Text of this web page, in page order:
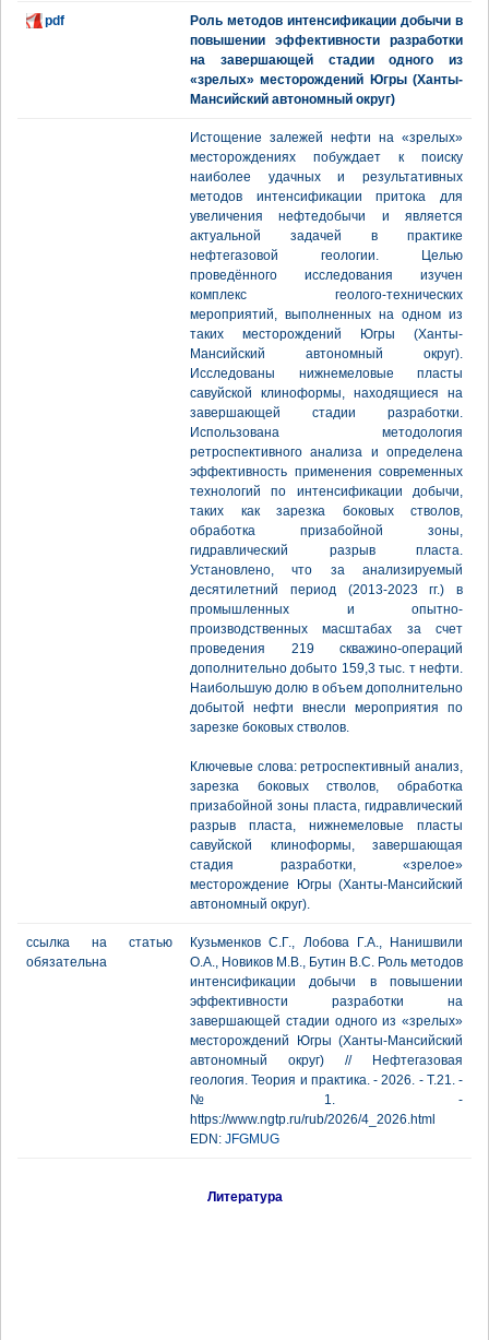
pdf
Роль методов интенсификации добычи в
повышении эффективности разработки
на завершающей стадии одного из
«зрелых» месторождений Югры (Ханты-
Мансийский автономный округ)
Истощение залежей нефти на «зрелых»
месторождениях побуждает к поиску
наиболее удачных и результативных
методов интенсификации притока для
увеличения нефтедобычи и является
актуальной задачей в практике
нефтегазовой геологии. Целью
проведённого исследования изучен
комплекс геолого-технических
мероприятий, выполненных на одном из
таких месторождений Югры (Ханты-
Мансийский автономный округ).
Исследованы нижнемеловые пласты
савуйской клиноформы, находящиеся на
завершающей стадии разработки.
Использована методология
ретроспективного анализа и определена
эффективность применения современных
технологий по интенсификации добычи,
таких как зарезка боковых стволов,
обработка призабойной зоны,
гидравлический разрыв пласта.
Установлено, что за анализируемый
десятилетний период (2013-2023 гг.) в
промышленных и опытно-
производственных масштабах за счет
проведения 219 скважино-операций
дополнительно добыто 159,3 тыс. т нефти.
Наибольшую долю в объем дополнительно
добытой нефти внесли мероприятия по
зарезке боковых стволов.
Ключевые слова: ретроспективный анализ,
зарезка боковых стволов, обработка
призабойной зоны пласта, гидравлический
разрыв пласта, нижнемеловые пласты
савуйской клиноформы, завершающая
стадия разработки, «зрелое»
месторождение Югры (Ханты-Мансийский
автономный округ).
ссылка на статью
обязательна
Кузьменков С.Г., Лобова Г.А., Нанишвили
О.А., Новиков М.В., Бутин В.С. Роль методов
интенсификации добычи в повышении
эффективности разработки на
завершающей стадии одного из «зрелых»
месторождений Югры (Ханты-Мансийский
автономный округ) // Нефтегазовая
геология. Теория и практика. - 2026. - Т.21. -
№1. -
https://www.ngtp.ru/rub/2026/4_2026.html
EDN: JFGMUG
Литература